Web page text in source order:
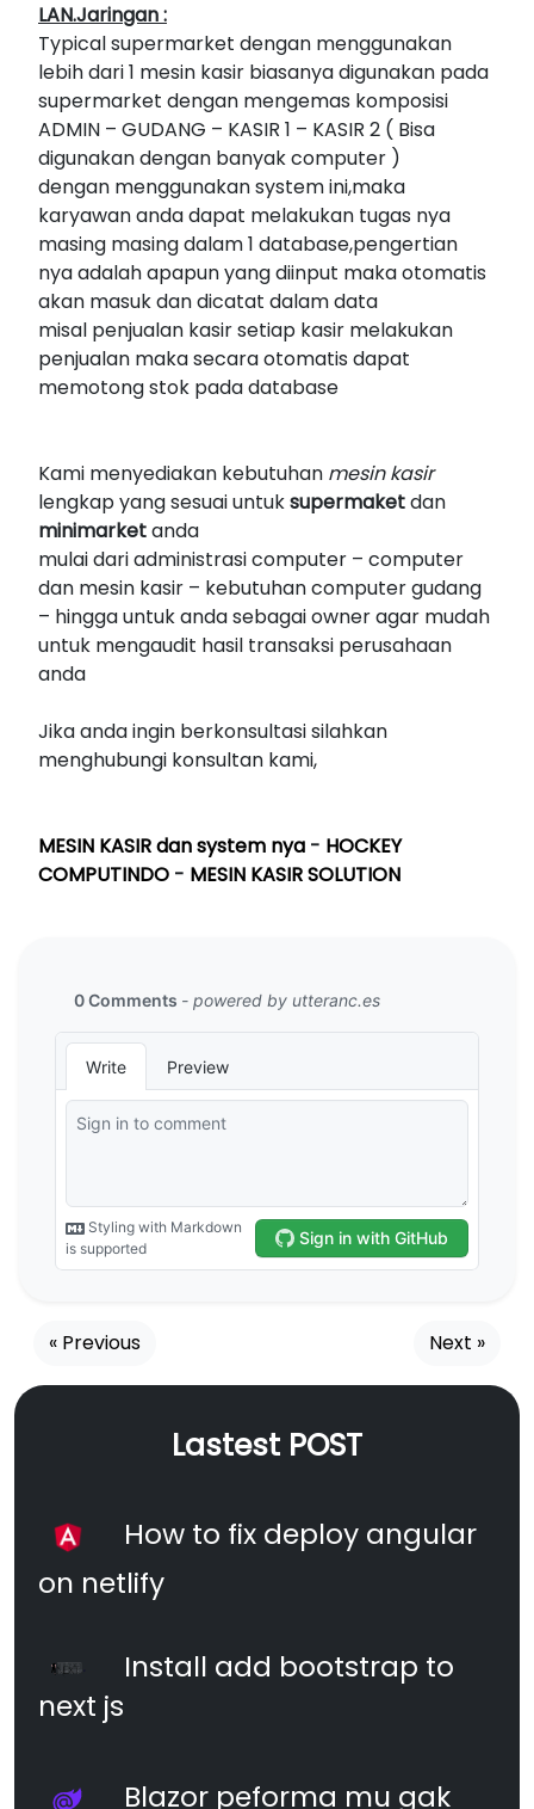
LAN.Jaringan :
Typical supermarket dengan menggunakan
lebih dari 1 mesin kasir biasanya digunakan pada
supermarket dengan mengemas komposisi
ADMIN – GUDANG – KASIR 1 – KASIR 2 ( Bisa
digunakan dengan banyak computer )
dengan menggunakan system ini,maka
karyawan anda dapat melakukan tugas nya
masing masing dalam 1 database,pengertian
nya adalah apapun yang diinput maka otomatis
akan masuk dan dicatat dalam data
misal penjualan kasir setiap kasir melakukan
penjualan maka secara otomatis dapat
memotong stok pada database
Kami menyediakan kebutuhan mesin kasir
lengkap yang sesuai untuksupermaketdan
minimarketanda
mulai dari administrasi computer – computer
dan mesin kasir – kebutuhan computer gudang
– hingga untuk anda sebagai owner agar mudah
untuk mengaudit hasil transaksi perusahaan
anda
Jika anda ingin berkonsultasi silahkan
menghubungi konsultan kami,
MESIN KASIR dan system nya - HOCKEY
COMPUTINDO - MESIN KASIR SOLUTION
« Previous Next »
Lastest POST
How to fix deploy angular
on netlify
Install add bootstrap to
next js
Blazor peforma mu gak